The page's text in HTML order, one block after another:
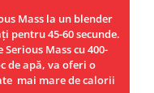
Mass la un blender
pentru 45-60 secunde.
Mass cu 400-
de apă, va oferi o
mai mare de calorii